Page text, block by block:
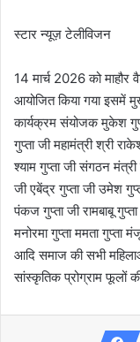
स्टार न्यूज़ टेलीविजन
14 मार्च 2026 को माहौर
आयोजित किया गया इसमें
कार्यक्रम संयोजक मुकेश
गुप्ता जी महामंत्री श्री
श्याम गुप्ता जी संगठन
जी एबेंद्र गुप्ता जी उमेश
पंकज गुप्ता जी रामबाबू
मनोरमा गुप्ता ममता गुप्ता
आदि समाज की सभी
सांस्कृतिक प्रोग्राम फूलों